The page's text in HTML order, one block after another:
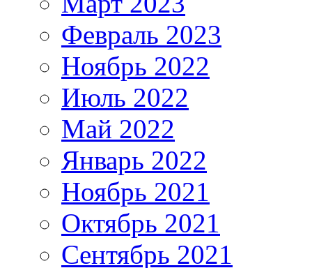
Февраль 2023
Ноябрь 2022
Июль 2022
Май 2022
Январь 2022
Ноябрь 2021
Октябрь 2021
Сентябрь 2021